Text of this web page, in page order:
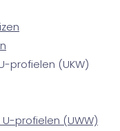
profielen (UKW)
profielen (UWW)